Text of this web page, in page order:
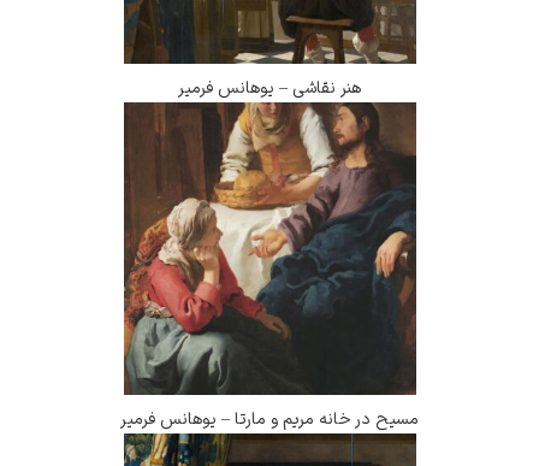
هنر نقاشی – یوهانس فرمیر
مسیح در خانه مریم و مارتا – یوهانس فرمیر